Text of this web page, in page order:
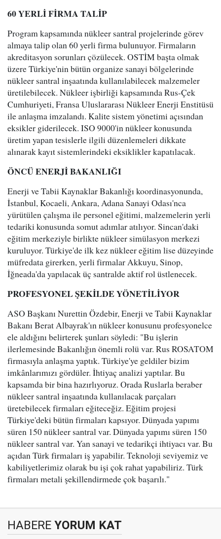
60 YERLİ FİRMA TALİP
Program kapsamında nükleer santral projelerinde görev
almaya talip olan 60 yerli firma bulunuyor. Firmaların
akreditasyon sorunları çözülecek. OSTİM başta olmak
üzere Türkiye'nin bütün organize sanayi bölgelerinde
nükleer santral inşaatında kullanılabilecek malzemeler
üretilebilecek. Nükleer işbirliği kapsamında Rus-Çek
Cumhuriyeti, Fransa Uluslararası Nükleer Enerji Enstitüsü
ile anlaşma imzalandı. Kalite sistem yönetimi açısından
eksikler giderilecek. ISO 9000'in nükleer konusunda
üretim yapan tesislerle ilgili düzenlemeleri dikkate
alınarak kayıt sistemlerindeki eksiklikler kapatılacak.
ÖNCÜ ENERJİ BAKANLIĞI
Enerji ve Tabii Kaynaklar Bakanlığı koordinasyonunda,
İstanbul, Kocaeli, Ankara, Adana Sanayi Odası'nca
yürütülen çalışma ile personel eğitimi, malzemelerin yerli
tedariki konusunda somut adımlar atılıyor. Sincan'daki
eğitim merkeziyle birlikte nükleer simülasyon merkezi
kuruluyor. Türkiye'de ilk kez nükleer eğitim lise düzeyinde
müfredata girerken, yerli firmalar Akkuyu, Sinop,
İğneada'da yapılacak üç santralde aktif rol üstlenecek.
PROFESYONEL ŞEKİLDE YÖNETİLİYOR
ASO Başkanı Nurettin Özdebir, Enerji ve Tabii Kaynaklar
Bakanı Berat Albayrak'ın nükleer konusunu profesyonelce
ele aldığını belirterek şunları söyledi: "Bu işlerin
ilerlemesinde Bakanlığın önemli rolü var. Rus ROSATOM
firmasıyla anlaşma yaptık. Türkiye'ye geldiler bizim
imkânlarımızı gördüler. İhtiyaç analizi yaptılar. Bu
kapsamda bir bina hazırlıyoruz. Orada Ruslarla beraber
nükleer santral inşaatında kullanılacak parçaları
üretebilecek firmaları eğiteceğiz. Eğitim projesi
Türkiye'deki bütün firmaları kapsıyor. Dünyada yapımı
süren 150 nükleer santral var. Dünyada yapımı süren 150
nükleer santral var. Yan sanayi ve tedarikçi ihtiyacı var. Bu
açıdan Türk firmaları iş yapabilir. Teknoloji seviyemiz ve
kabiliyetlerimiz olarak bu işi çok rahat yapabiliriz. Türk
firmaları metali şekillendirmede çok başarılı."
HABERE YORUM KAT